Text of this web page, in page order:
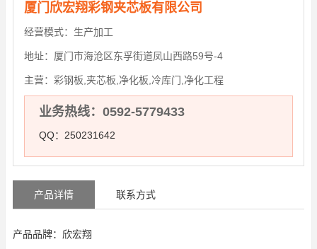
厦门欣宏翔彩钢夹芯板有限公司
经营模式： 生产加工
地址： 厦门市海沧区东孚街道凤山西路59号-4
主营： 彩钢板,夹芯板,净化板,冷库门,净化工程
业务热线：0592-5779433
QQ：250231642
产品详情 联系方式
产品品牌：欣宏翔